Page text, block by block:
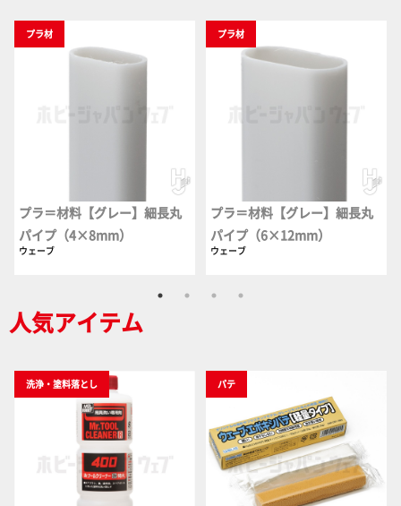
プラ材
プラ＝材料【グレー】細長丸
パイプ（4×8mm）
ウェーブ
プラ材
プラ＝材料【グレー】細長丸
パイプ（6×12mm）
ウェーブ
人気アイテム
洗浄・塗料落とし パテ